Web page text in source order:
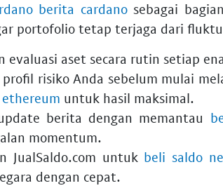
berita cardanosebagai
portofolio tetap terjaga dari
evaluasi aset secara rutin setiap
profil risiko Anda sebelum mulai
untuk hasil maksimal.
berita dengan memantau
momentum.
JualSaldo.com untuk beli saldo
dengan cepat.